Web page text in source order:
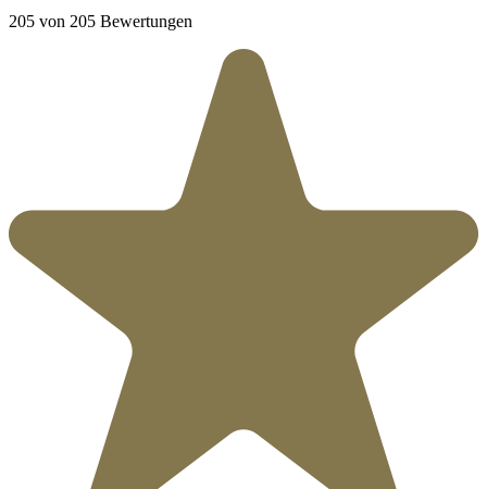
205 von 205 Bewertungen